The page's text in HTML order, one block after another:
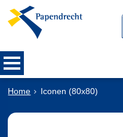
Home Iconen (80x80)